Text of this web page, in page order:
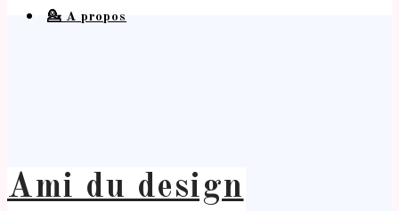
💁 A propos
Ami du design